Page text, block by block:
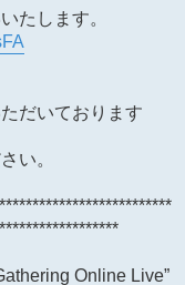
たします。
だいております
い。
Online Live”